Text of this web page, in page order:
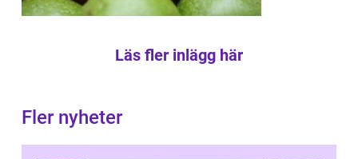
Läs fler inlägg här
Fler nyheter